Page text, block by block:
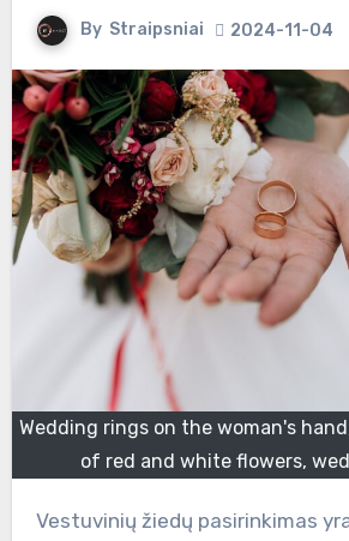
By Straipsniai 2024-11-04
Wedding rings on the woman's
of red and white flowers,
Vestuvinių žiedų pasirinkimas yra svarbus ir